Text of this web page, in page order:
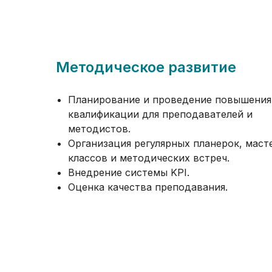
Методическое развитие
Планирование и проведение повышения
квалификации для преподавателей и
методистов.
Организация регулярных планерок,
классов и методических встреч.
Внедрение системы KPI.
Оценка качества преподавания.